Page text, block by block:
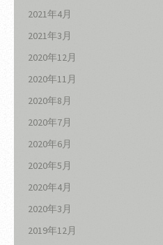
2021年4月
2021年3月
2020年12月
2020年11月
2020年8月
2020年7月
2020年6月
2020年5月
2020年4月
2020年3月
2019年12月